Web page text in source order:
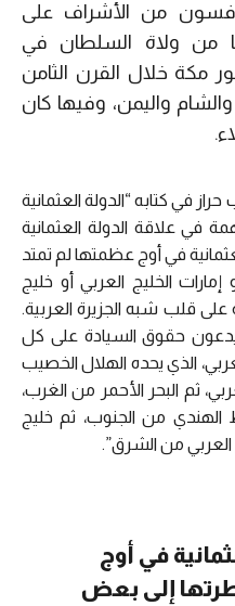
من الأشراف على
من ولاة السلطان في
مكة خلال القرن الثامن
واليمن، وفيها كان
في كتابه “الدولة العثمانية
في علاقة الدولة العثمانية
في أوج عظمتها لم تمتد
الخليج العربي أو خليج
قلب شبه الجزيرة العربية.
حقوق السيادة على كل
الذي يحده الهلال الخصيب
ثم البحر الأحمر من الغرب،
من الجنوب، ثم خليج
من الشرق”.
في أوج
إلى بعض